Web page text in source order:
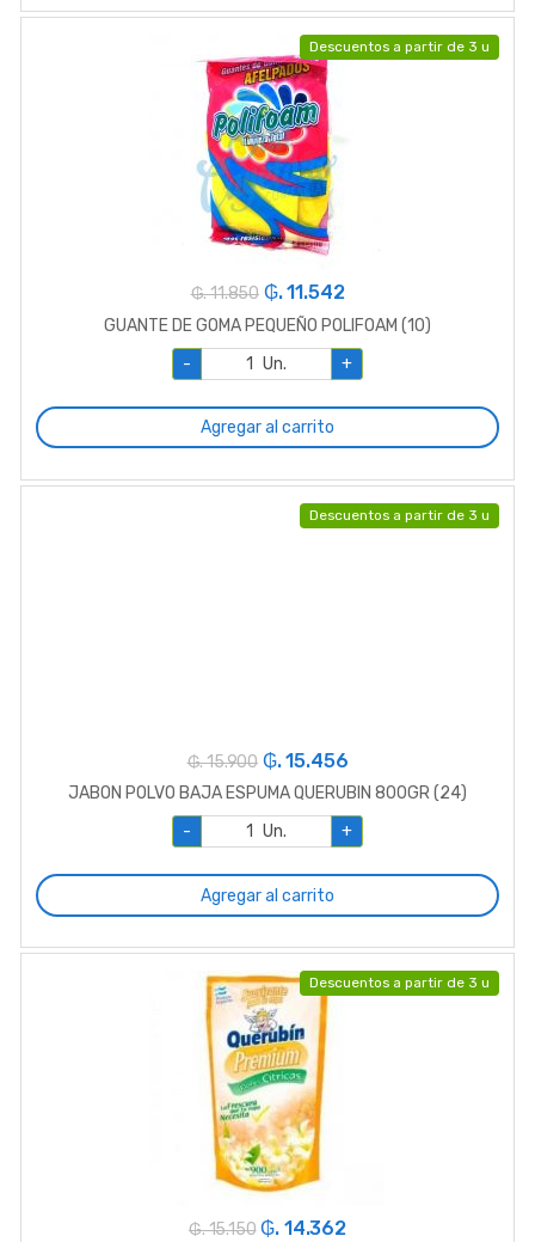
Descuentos a partir de 3 u
₲. 11.850 ₲. 11.542
GUANTE DE GOMA PEQUEÑO POLIFOAM (10)
-
Un. +
Agregar al carrito
Descuentos a partir de 3 u
₲. 15.900 ₲. 15.456
JABON POLVO BAJA ESPUMA QUERUBIN 800GR (24)
-
Un. +
Agregar al carrito
Descuentos a partir de 3 u
₲. 15.150 ₲. 14.362